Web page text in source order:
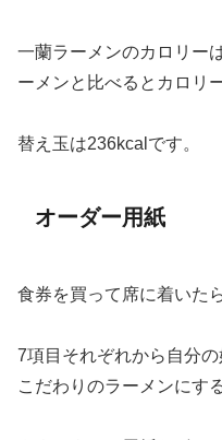
一蘭ラーメンのカロリー
ーメンと比べるとカロリ
替え玉は236kcalです。
オーダー用紙
食券を買って席に着いた
7項目それぞれから自分
こだわりのラーメンにす